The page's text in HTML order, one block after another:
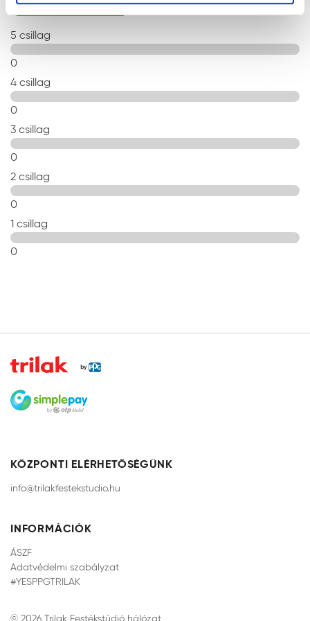
5 csillag
0
4 csillag
0
3 csillag
0
2 csillag
0
1 csillag
0
KÖZPONTI ELÉRHETŐSÉGÜNK
info@trilakfestekstudio.hu
INFORMÁCIÓK
ÁSZF
Adatvédelmi szabályzat
#YESPPGTRILAK
© 2026 Trilak Festékstúdió hálózat